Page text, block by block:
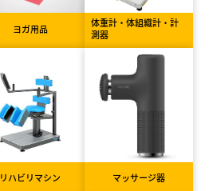
ヨガ用品
体重計・体組織計・計
測器
リハビリマシン マッサージ器